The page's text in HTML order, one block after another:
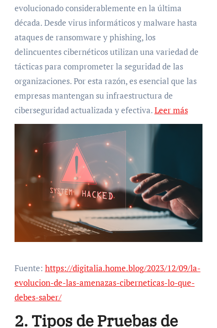
evolucionado considerablemente en la última
década. Desde virus informáticos y malware hasta
ataques de ransomware y phishing, los
delincuentes cibernéticos utilizan una variedad de
tácticas para comprometer la seguridad de las
organizaciones. Por esta razón, es esencial que las
empresas mantengan su infraestructura de
ciberseguridad actualizada y efectiva.Leer más
Fuente: https://digitalia.home.blog/2023/12/09/la-
evolucion-de-las-amenazas-ciberneticas-lo-que-
debes-saber/
2. Tipos de Pruebas de